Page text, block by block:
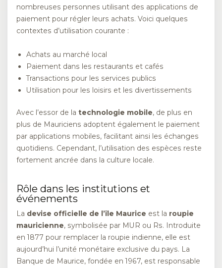
nombreuses personnes utilisant des applications de
paiement pour régler leurs achats. Voici quelques
contextes d’utilisation courante :
Achats au marché local
Paiement dans les restaurants et cafés
Transactions pour les services publics
Utilisation pour les loisirs et les divertissements
Avec l’essor de la technologie mobile, de plus en
plus de Mauriciens adoptent également le paiement
par applications mobiles, facilitant ainsi les échanges
quotidiens. Cependant, l’utilisation des espèces reste
fortement ancrée dans la culture locale.
Rôle dans les institutions et
événements
La devise officielle de l’île Maurice est la roupie
mauricienne, symbolisée par MUR ou Rs. Introduite
en 1877 pour remplacer la roupie indienne, elle est
aujourd’hui l’unité monétaire exclusive du pays. La
Banque de Maurice, fondée en 1967, est responsable